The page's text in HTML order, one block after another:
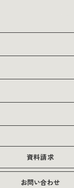
資料請求
お問い合わせ